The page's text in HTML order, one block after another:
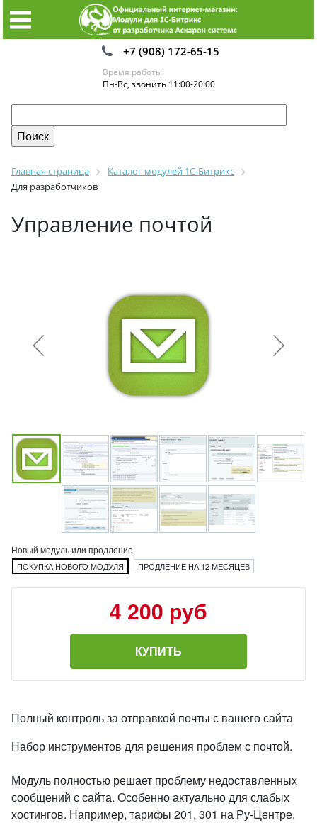
+7 (908) 172-65-15
Время работы:
Пн-Вс, звонить 11:00-20:00
Главная страница
Каталог модулей 1С-Битрикс
Для разработчиков
Управление почтой
Новый модуль или продление
ПОКУПКА НОВОГО МОДУЛЯ ПРОДЛЕНИЕ НА 12 МЕСЯЦЕВ
4 200 руб
КУПИТЬ
Полный контроль за отправкой почты с вашего сайта
Набор инструментов для решения проблем с почтой.
Модуль полностью решает проблему недоставленных
сообщений с сайта. Особенно актуально для слабых
хостингов. Например, тарифы 201, 301 на Ру-Центре.